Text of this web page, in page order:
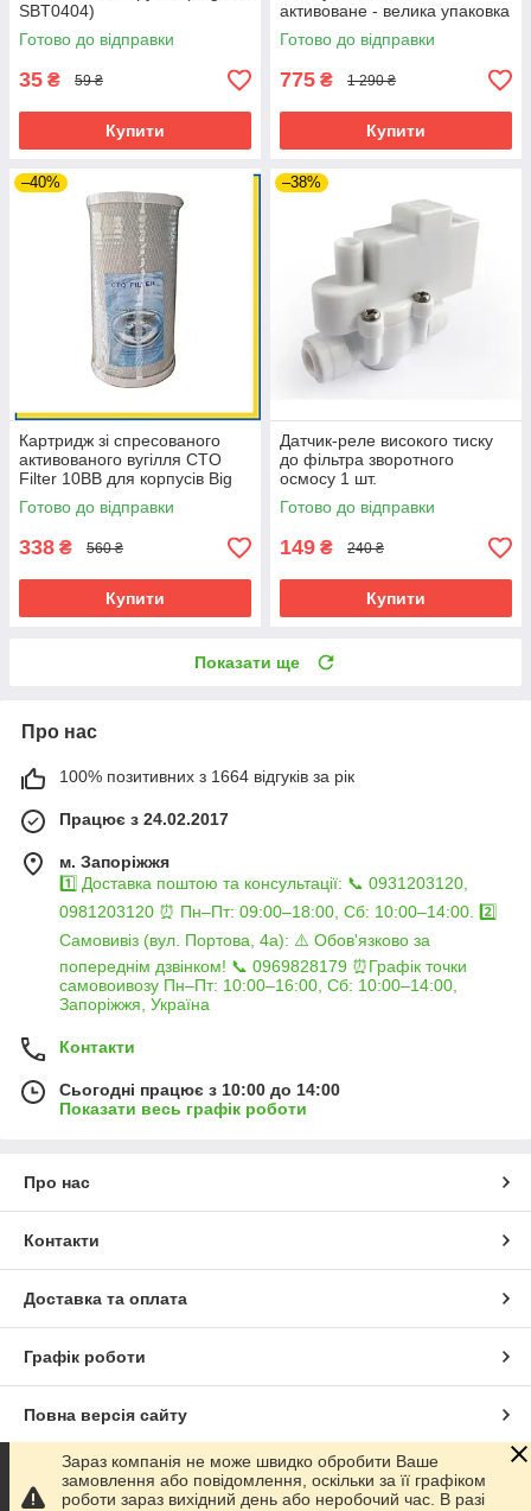
SBT0404)
Готово до відправки
35 ₴ 59 ₴
Купити
активоване - велика упаковка
Готово до відправки
775 ₴ 1 290 ₴
Купити
–40%
Картридж зі спресованого
активованого вугілля CTO
Filter 10BB для корпусів Big
Blue 10"
Готово до відправки
338 ₴ 560 ₴
Купити
–38%
Датчик-реле високого тиску
до фільтра зворотного
осмосу 1 шт.
Готово до відправки
149 ₴ 240 ₴
Купити
Показати ще
Про нас
100% позитивних з 1664 відгуків за рік
Працює з 24.02.2017
м. Запоріжжя
1️⃣ Доставка поштою та консультації: 📞 0931203120,
0981203120 ⏰ Пн–Пт: 09:00–18:00, Сб: 10:00–14:00. 2️⃣
Самовивіз (вул. Портова, 4а): ⚠️ Обов'язково за
попереднім дзвінком! 📞 0969828179 ⏰Графік точки
самовоивозу Пн–Пт: 10:00–16:00, Сб: 10:00–14:00,
Запоріжжя, Україна
Контакти
Сьогодні працює з 10:00 до 14:00
Показати весь графік роботи
Про нас
Контакти
Доставка та оплата
Графік роботи
Повна версія сайту
Сайт створено на маркетплейсіProm.ua
Зараз компанія не може швидко обробити Ваше
замовлення або повідомлення, оскільки за її графіком
роботи зараз вихідний день або неробочий час. В разі